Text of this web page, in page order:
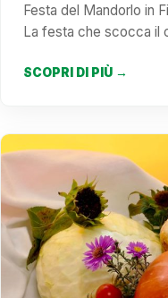
Festa del Mandorlo in
La festa che scocca il
SCOPRI DI PIÙ →